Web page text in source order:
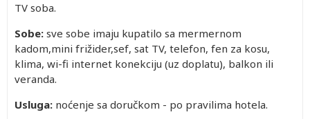
TV soba.
Sobe: sve sobe imaju kupatilo sa mermernom
kadom,mini frižider,sef, sat TV, telefon, fen za kosu,
klima, wi-fi internet konekciju (uz doplatu), balkon ili
veranda.
Usluga: noćenje sa doručkom - po pravilima hotela.